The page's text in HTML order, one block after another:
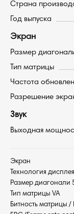
Страна
Год выпуска
Экран
Размер
Тип матрицы
Частота
Разрешение
Звук
Выходная
Экран
Технология
Размер диагонали
Тип матрицы VA
Битность матрицы /